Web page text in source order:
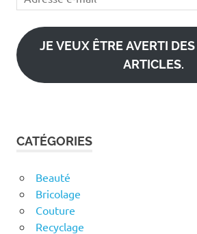
e-
mail
JE VEUX ÊTRE AVERTI
ARTICLES.
CATÉGORIES
Beauté
Bricolage
Couture
Recyclage